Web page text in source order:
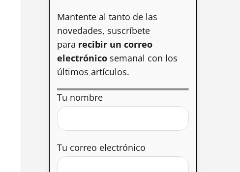
Mantente al tanto de las
novedades, suscríbete
para recibir un correo
electrónico semanal con los
últimos artículos.
Tu nombre
Tu correo electrónico